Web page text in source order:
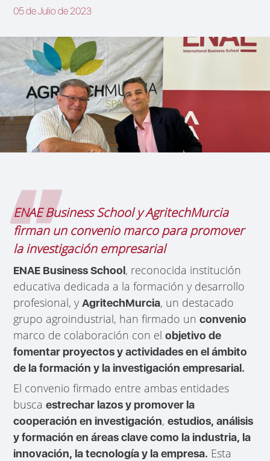
05 de Julio de 2023
ENAE Business School y AgritechMurcia
firman un convenio marco para promover
la investigación empresarial
ENAE Business School, reconocida institución
educativa dedicada a la formación y desarrollo
profesional, yAgritechMurcia, un destacado
grupo agroindustrial, han firmado unconvenio
marco de colaboración con elobjetivo de
fomentar proyectos y actividades en el ámbito
de la formación y la investigación empresarial.
El convenio firmado entre ambas entidades
buscaestrechar lazos y promover la
cooperación en investigación,estudios, análisis
y formación en áreas clave como la industria, la
innovación, la tecnología y la empresa. Esta